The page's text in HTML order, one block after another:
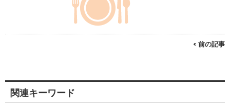
< 前の記事
関連キーワード